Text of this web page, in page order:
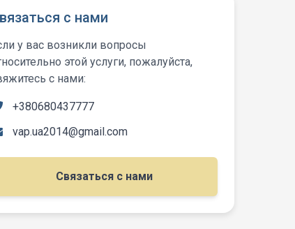
с нами
у вас возникли вопросы
этой услуги, пожалуйста,
с нами:
+380680437777
vap.ua2014@gmail.com
Связаться с нами